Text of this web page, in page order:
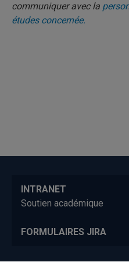
INTRANET
Soutien académique
FORMULAIRES JIRA
communiquer avec la
études concernée.